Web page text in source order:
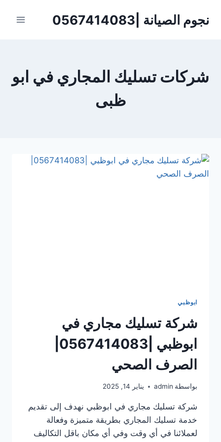
نجوم الصيانة |0567414083
شركات تسليك المجاري في ابو
ظبى
ابوظبي
شركة تسليك مجاري في
الصرف الصحي
بواسطة admin يناير 14, 2025
شركة تسليك مجاري في ابوظبي نهدف إلى تقديم
خدمة تسليك المجاري بطريقة متميزة وفعالة
لعملائنا في أي وقت وفي أي مكان باقل التكاليف